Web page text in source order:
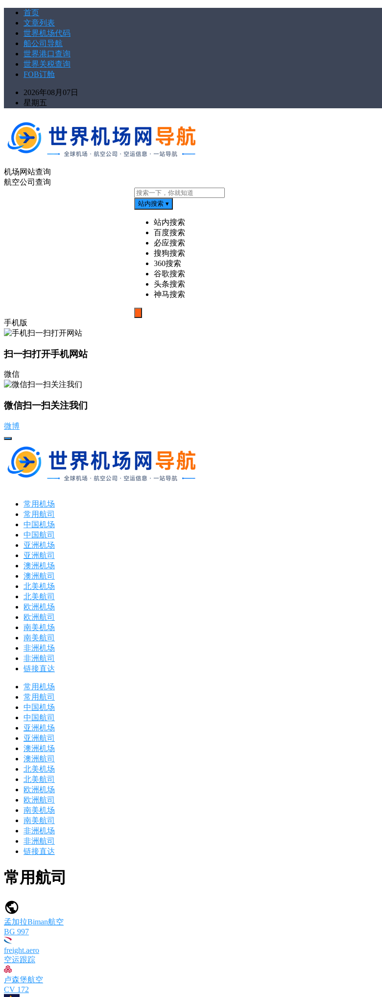
首页
文章列表
世界机场代码
船公司导航
世界港口查询
世界关税查询
FOB订舱
2026年08月07日
星期五
机场网站查询
航空公司查询
站内搜索 ▾
站内搜索
百度搜索
必应搜索
搜狗搜索
360搜索
谷歌搜索
头条搜索
神马搜索
搜
手机版
扫一扫打开手机网站
微信
微信扫一扫关注我们
微博
打
菜
单
常用机场
常用航司
中国机场
中国航司
亚洲机场
亚洲航司
澳洲机场
澳洲航司
北美机场
北美航司
欧洲机场
欧洲航司
南美机场
南美航司
非洲机场
非洲航司
链接直达
常用机场
常用航司
中国机场
中国航司
亚洲机场
亚洲航司
澳洲机场
澳洲航司
北美机场
北美航司
欧洲机场
欧洲航司
南美机场
南美航司
非洲机场
非洲航司
链接直达
常用航司
孟加拉Biman航空
BG 997
freight.aero
空运跟踪
卢森堡航空
CV 172